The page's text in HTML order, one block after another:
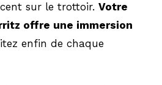
sur le trottoir. Votre
offre une immersion
enfin de chaque